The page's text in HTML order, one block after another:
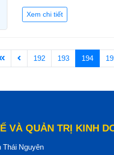
Xem chi tiết
192 193 194
VÀ QUẢN TRỊ KINH
Thái Nguyên